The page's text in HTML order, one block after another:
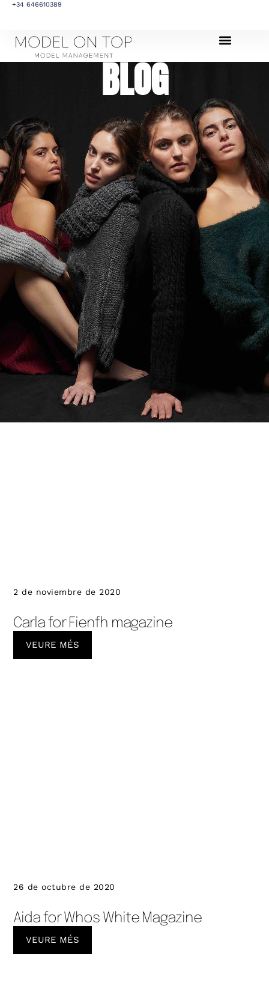
+34 646610389
BLOG
2 de noviembre de 2020
Carla for Fienfh magazine
VEURE MÉS
26 de octubre de 2020
Aida for Whos White Magazine
VEURE MÉS